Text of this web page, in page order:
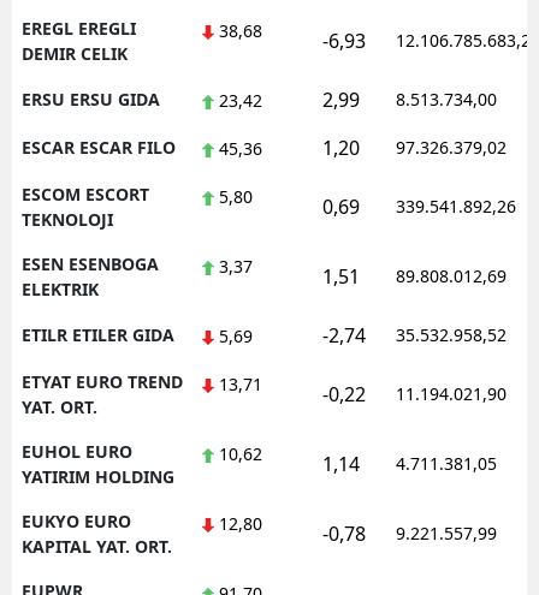
EREGL EREGLI
DEMIR CELIK
38,68 -6,93 12.106.785.683,20
ERSU ERSU GIDA 23,42 2,99 8.513.734,00
ESCAR ESCAR FILO 45,36 1,20 97.326.379,02
ESCOM ESCORT
TEKNOLOJI
5,80 0,69 339.541.892,26
ESEN ESENBOGA
ELEKTRIK
3,37 1,51 89.808.012,69
ETILR ETILER GIDA 5,69 -2,74 35.532.958,52
ETYAT EURO TREND
YAT. ORT.
13,71 -0,22 11.194.021,90
EUHOL EURO
YATIRIM HOLDING
10,62 1,14 4.711.381,05
EUKYO EURO
KAPITAL YAT. ORT.
12,80 -0,78 9.221.557,99